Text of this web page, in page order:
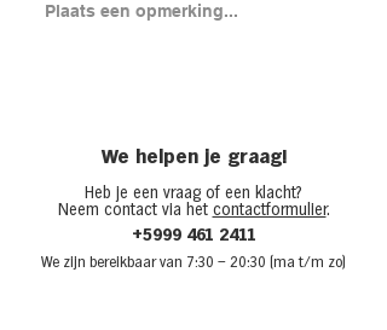
Plaats een opmerking...
We helpen je graag!
Heb je een vraag of een klacht?
Neem contact via het contactformulier.
+5999 461 2411
We zijn bereikbaar van 7:30 – 20:30 (ma t/m zo)